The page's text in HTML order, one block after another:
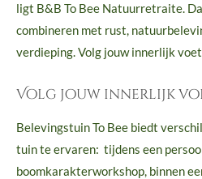
ligt B&B To Bee Natuurretraite.
combineren met rust,
verdieping. Volg jouw innerlijk
Volg jouw innerlijk
Belevingstuin To Bee biedt
tuin te ervaren: tijdens een
boomkarakterworkshop, binnen